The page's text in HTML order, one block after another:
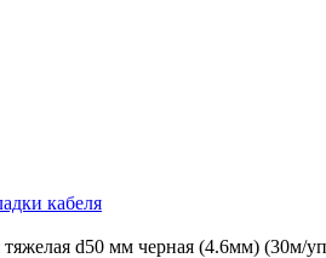
кабеля
d50 мм черная (4.6мм) (30м/